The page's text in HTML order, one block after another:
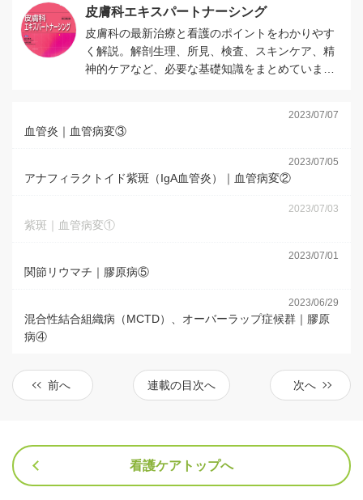
皮膚科エキスパートナーシング
皮膚科の最新治療と看護のポイントをわかりやす
く解説。解剖生理、所見、検査、スキンケア、精
神的ケアなど、必要な基礎知識をまとめていま
2023/07/07
血管炎｜血管病変③
2023/07/05
アナフィラクトイド紫斑（IgA血管炎）｜血管病変②
2023/07/03
紫斑｜血管病変①
2023/07/01
関節リウマチ｜膠原病⑤
2023/06/29
混合性結合組織病（MCTD）、オーバーラップ症候群｜膠原
病④
前へ 連載の目次へ 次へ
看護ケアトップへ